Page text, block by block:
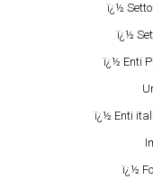
ï¿½
ï¿½
ï¿½ Enti
ï¿½ Enti
ï¿½